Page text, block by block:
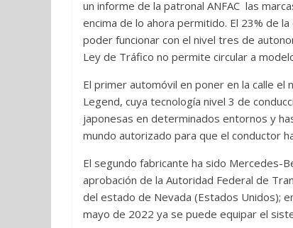
un informe de la patronal ANFAC las
encima de lo ahora permitido. El 23% de
poder funcionar con el nivel tres de
Ley de Tráfico no permite circular a
El primer automóvil en poner en la calle
Legend, cuya tecnología nivel 3 de
japonesas en determinados entornos y
mundo autorizado para que el conductor
El segundo fabricante ha sido Mercedes-
aprobación de la Autoridad Federal de
del estado de Nevada (Estados Unidos);
mayo de 2022 ya se puede equipar el